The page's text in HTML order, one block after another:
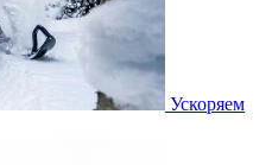
Ускоряем